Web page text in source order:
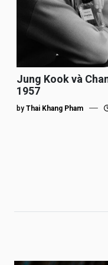
Jung Kook và
1957
by Thai Khang Pham